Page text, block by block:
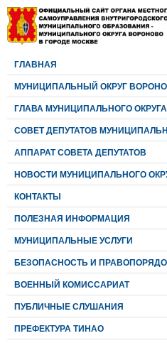
ГЛАВНАЯ
МУНИЦИПАЛЬНЫЙ ОКРУГ
ГЛАВА МУНИЦИПАЛЬНОГО ОКРУГА
CОВЕТ ДЕПУТАТОВ
АППАРАТ СОВЕТА ДЕПУТАТОВ
НОВОСТИ МУНИЦИПАЛЬНОГО
КОНТАКТЫ
ПОЛЕЗНАЯ ИНФОРМАЦИЯ
МУНИЦИПАЛЬНЫЕ УСЛУГИ
БЕЗОПАСНОСТЬ И
ВОЕННЫЙ КОМИССАРИАТ
ПУБЛИЧНЫЕ СЛУШАНИЯ
ПРЕФЕКТУРА ТИНАО